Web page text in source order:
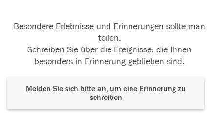
Besondere Erlebnisse und Erinnerungen sollte man
teilen.
Schreiben Sie über die Ereignisse, die Ihnen
besonders in Erinnerung geblieben sind.
Melden Sie sich bitte an, um eine Erinnerung zu
schreiben